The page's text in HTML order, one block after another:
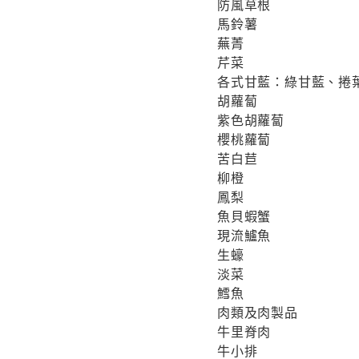
馬鈴薯
蕪菁
芹菜
各式甘藍：綠甘藍、捲
胡蘿蔔
紫色胡蘿蔔
櫻桃蘿蔔
苦白苣
柳橙
鳳梨
魚貝蝦蟹
現流鱸魚
生蠔
淡菜
鱈魚
肉類及肉製品
牛里脊肉
牛小排